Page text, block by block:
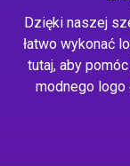
Dzięki naszej
łatwo wykonać
tutaj, aby
modnego logo